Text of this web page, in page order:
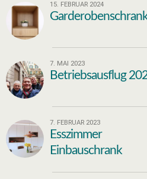
15. FEBRUAR 2024
7. MAI 2023
Betriebsausflug
7. FEBRUAR 2023
Esszimmer
Einbauschrank